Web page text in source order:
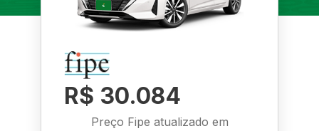
R$ 30.084
Preço Fipe atualizado em